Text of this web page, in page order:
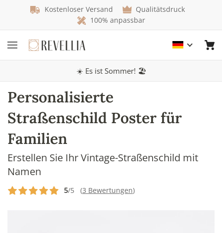
Kostenloser Versand
Qualitätsdruck
100% anpassbar
☀️ Es ist Sommer! 🏖️
Personalisierte
Straßenschild Poster für
Familien
Erstellen Sie Ihr Vintage-Straßenschild mit
Namen
5/5 (3 Bewertungen)